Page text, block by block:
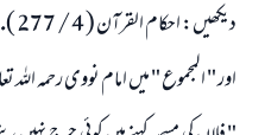
ديكھيں: احكام القرآن ( 4 / 277 ).
اور " المجموع " ميں امام نووى رحمہ اللہ